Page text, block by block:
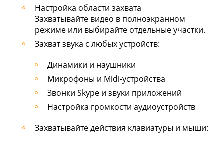
Настройка области захвата
Захватывайте видео в полноэкранном
режиме или выбирайте отдельные участки.
Захват звука с любых устройств:
Динамики и наушники
Микрофоны и Midi-устройства
Звонки Skype и звуки приложений
Настройка громкости аудиоустройств
Захватывайте действия клавиатуры и мыши: